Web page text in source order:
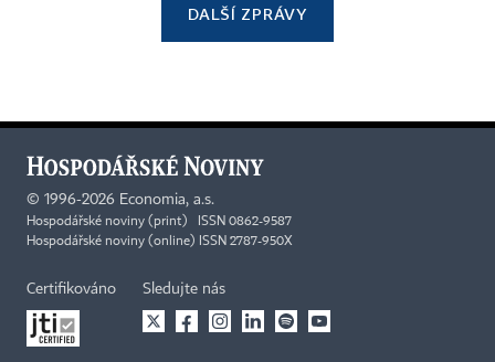
DALŠÍ ZPRÁVY
© 1996-2026 Economia, a.s.
Hospodářské noviny (print) ISSN 0862-9587
Hospodářské noviny (online) ISSN 2787-950X
Certifikováno Sledujte nás